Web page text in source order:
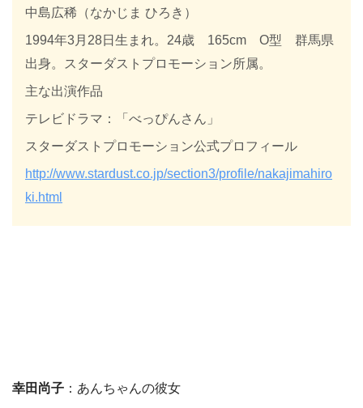
中島広稀（なかじま ひろき）
1994年3月28日生まれ。24歳 165cm O型 群馬県
出身。スターダストプロモーション所属。
主な出演作品
テレビドラマ：「べっぴんさん」
スターダストプロモーション公式プロフィール
http://www.stardust.co.jp/section3/profile/nakajimahiro
ki.html
幸田尚子 ：あんちゃんの彼女